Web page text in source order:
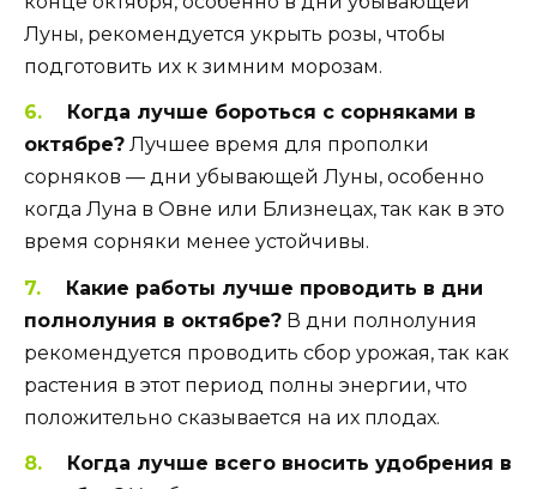
Луны, рекомендуется укрыть розы, чтобы
подготовить их к зимним морозам.
Когда лучше бороться с сорняками в
октябре? Лучшее время для прополки
сорняков — дни убывающей Луны, особенно
когда Луна в Овне или Близнецах, так как в это
время сорняки менее устойчивы.
Какие работы лучше проводить в дни
полнолуния в октябре? В дни полнолуния
рекомендуется проводить сбор урожая, так как
растения в этот период полны энергии, что
положительно сказывается на их плодах.
Когда лучше всего вносить удобрения в